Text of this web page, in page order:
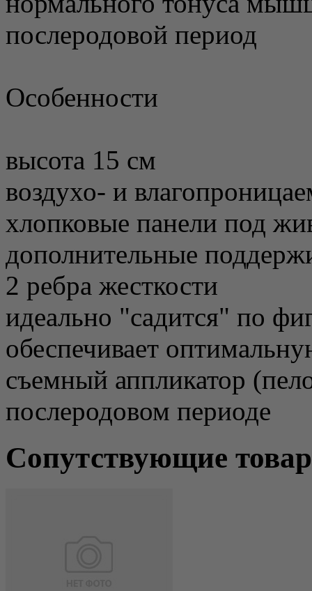
послеродовой период
Особенности
высота 15 см
воздухо- и
хлопковые панели под
дополнительные
2 ребра жесткости
идеально "садится" по
обеспечивает
съемный аппликатор
послеродовом периоде
Сопутствующие